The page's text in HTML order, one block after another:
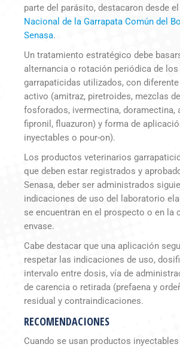
parte del parásito, destacaron desde el
Nacional de la Garrapata Común del
Senasa.
Un tratamiento estratégico debe
alternancia o rotación periódica de los
garrapaticidas utilizados, con
activo (amitraz, piretroides, mezclas
fosforados, ivermectina, doramectina,
fipronil, fluazuron) y forma de
inyectables o pour-on).
Los productos veterinarios
que deben estar registrados y
Senasa, deber ser administrados
indicaciones de uso del laboratorio
se encuentran en el prospecto o en la
envase.
Cabe destacar que una aplicación
respetar las indicaciones de uso,
intervalo entre dosis, vía de
de carencia o retirada (prefaena y
residual y contraindicaciones.
RECOMENDACIONES
Cuando se usan productos